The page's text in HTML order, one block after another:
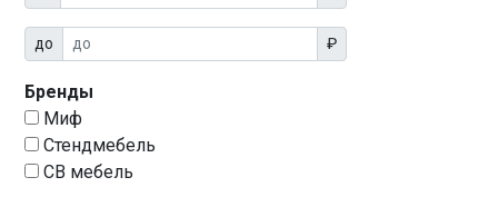
до ₽
Бренды
Миф
Стендмебель
СВ мебель